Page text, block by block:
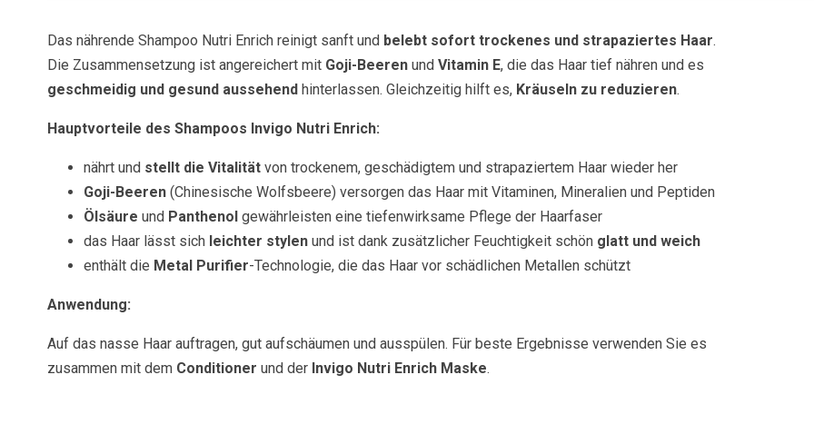
Das nährende Shampoo Nutri Enrich reinigt sanft und belebt sofort trockenes und strapaziertes Haar.
Die Zusammensetzung ist angereichert mit Goji-Beeren und Vitamin E, die das Haar tief nähren und es
geschmeidig und gesund aussehend hinterlassen. Gleichzeitig hilft es, Kräuseln zu reduzieren.
Hauptvorteile des Shampoos Invigo Nutri Enrich:
nährt und stellt die Vitalität von trockenem, geschädigtem und strapaziertem Haar wieder her
Goji-Beeren (Chinesische Wolfsbeere) versorgen das Haar mit Vitaminen, Mineralien und Peptiden
Ölsäure und Panthenol gewährleisten eine tiefenwirksame Pflege der Haarfaser
das Haar lässt sich leichter stylen und ist dank zusätzlicher Feuchtigkeit schön glatt und weich
enthält die Metal Purifier-Technologie, die das Haar vor schädlichen Metallen schützt
Anwendung:
Auf das nasse Haar auftragen, gut aufschäumen und ausspülen. Für beste Ergebnisse verwenden Sie es
zusammen mit dem Conditioner und der Invigo Nutri Enrich Maske.